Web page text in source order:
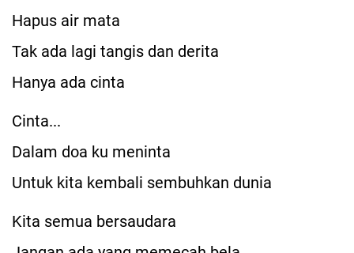
Hapus air mata
Tak ada lagi tangis dan derita
Hanya ada cinta
Cinta...
Dalam doa ku meninta
Untuk kita kembali sembuhkan dunia
Kita semua bersaudara